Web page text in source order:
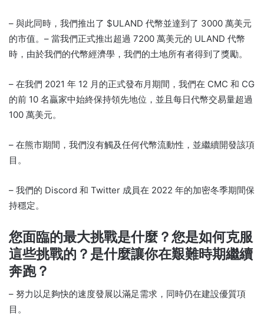
– 與此同時，我們推出了 $ULAND 代幣並達到了 3000 萬美元
的市值。 – 當我們正式推出超過 7200 萬美元的 ULAND 代幣
時，由於我們的代幣經濟學，我們的土地所有者得到了獎勵。
– 在我們 2021 年 12 月的正式發布月期間，我們在 CMC 和 CG
的前 10 名贏家中始終保持領先地位，並且每日代幣交易量超過
100 萬美元。
– 在熊市期間，我們沒有觸及任何代幣流動性，並繼續開發該項
目。
– 我們的 Discord 和 Twitter 成員在 2022 年的加密冬季期間保
持穩定。
您面臨的最大挑戰是什麼？您是如何克服
這些挑戰的？ 是什麼讓你在艱難時期繼續
奔跑？
– 努力以足夠快的速度發展以滿足需求，同時仍在建設優質項
目。